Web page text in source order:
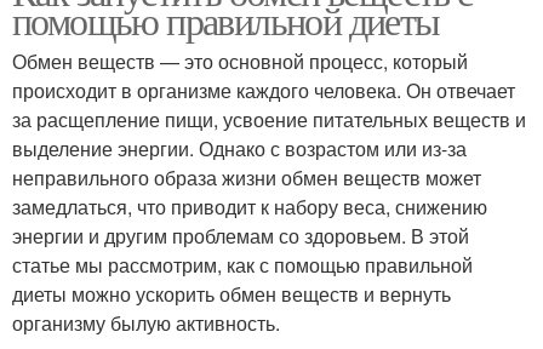
помощью правильной диеты
Обмен веществ — это основной процесс, который
происходит в организме каждого человека. Он отвечает
за расщепление пищи, усвоение питательных веществ и
выделение энергии. Однако с возрастом или из-за
неправильного образа жизни обмен веществ может
замедлаться, что приводит к набору веса, снижению
энергии и другим проблемам со здоровьем. В этой
статье мы рассмотрим, как с помощью правильной
диеты можно ускорить обмен веществ и вернуть
организму былую активность.